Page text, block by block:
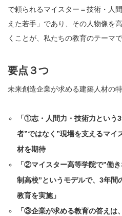
で頼られるマイスター＝技術・人
えた若手」であり、その人物像を
くことが、私たちの教育のテーマで
要点３つ
未来創造企業が求める建築人材の
「①志・人間力・技術力という
者”ではなく”現場を支えるマイ
材を期待
「②マイスター高等学院で”働
制高校”というモデルで、3年間
教育を実施」
「③企業が求める教育の答えは